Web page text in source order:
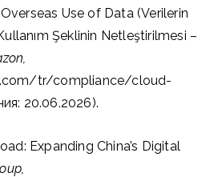
Use of Data (Verilerin
Şeklinin Netleştirilmesi –
tr/compliance/cloud-
20.06.2026).
Expanding China’s Digital